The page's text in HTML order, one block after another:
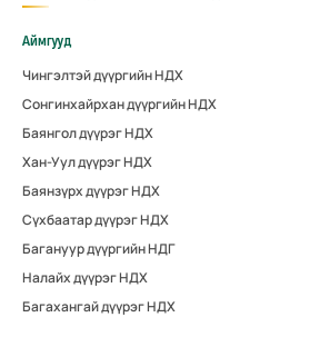
Аймгууд
Чингэлтэй дүүргийн НДХ
Сонгинхайрхан дүүргийн НДХ
Баянгол дүүрэг НДХ
Хан-Уул дүүрэг НДХ
Баянзүрх дүүрэг НДХ
Сүхбаатар дүүрэг НДХ
Багануур дүүргийн НДГ
Налайх дүүрэг НДХ
Багахангай дүүрэг НДХ